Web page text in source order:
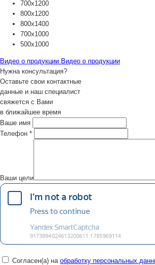
700х1200
800х1200
800х1400
700х1000
500х1000
Видео о продукции Видео о продукции
Нужна консультация?
Оставьте свои контактные
данные и наш специалист
свяжется с Вами
в ближайшее время
Ваше имя
Телефон *
Ваши цели
Согласен(а) на обработку персональных